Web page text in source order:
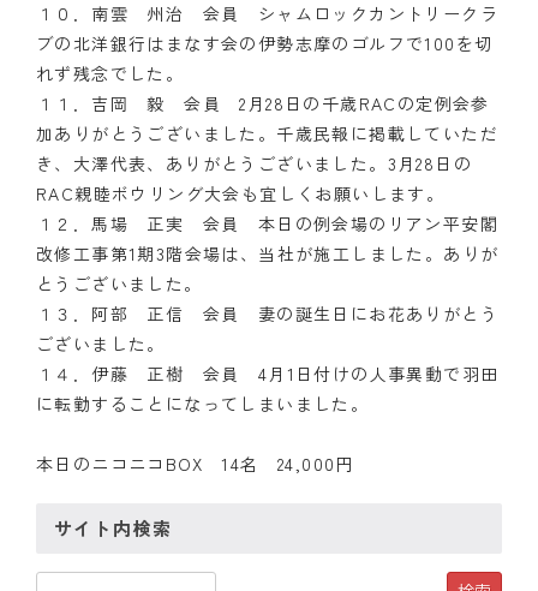
１０．南雲 州治 会員 シャムロックカントリークラ
ブの北洋銀行はまなす会の伊勢志摩のゴルフで100を切
れず残念でした。
１１．吉岡 毅 会員 2月28日の千歳RACの定例会参
加ありがとうございました。千歳民報に掲載していただ
き、大澤代表、ありがとうございました。3月28日の
RAC親睦ボウリング大会も宜しくお願いします。
１２．馬場 正実 会員 本日の例会場のリアン平安閣
改修工事第1期3階会場は、当社が施工しました。ありが
とうございました。
１３．阿部 正信 会員 妻の誕生日にお花ありがとう
ございました。
１４．伊藤 正樹 会員 4月1日付けの人事異動で羽田
に転勤することになってしまいました。
本日のニコニコBOX 14名 24,000円
サイト内検索